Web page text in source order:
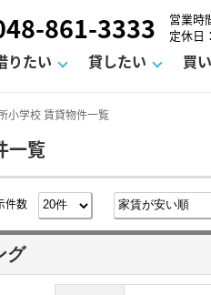
861-3333
営業時
定休日
りたい
探す 町名から探す
契約までの流れ よくあ
貸したい
経営塾 賃貸Q&A
律相談室
買
諸費用 購入までの流れ
み替え 借地底地
仲介と買取の違い
去申請フォーム 駐車場
お知らせ お
スタマーハラスメントに対する基
小学校 賃貸物件一覧
一覧
件数
グ